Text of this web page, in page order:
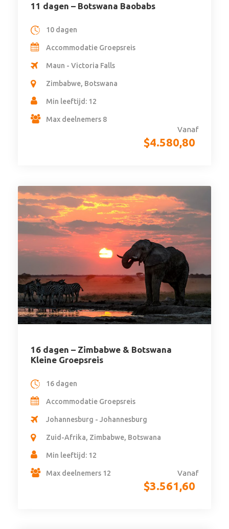
11 dagen – Botswana Baobabs
Vanaf
$4.580,80
10 dagen
Accommodatie Groepsreis
Maun - Victoria Falls
Zimbabwe, Botswana
Min leeftijd: 12
Max deelnemers 8
16 dagen – Zimbabwe & Botswana
Kleine Groepsreis
Vanaf
$3.561,60
16 dagen
Accommodatie Groepsreis
Johannesburg - Johannesburg
Zuid-Afrika, Zimbabwe, Botswana
Min leeftijd: 12
Max deelnemers 12